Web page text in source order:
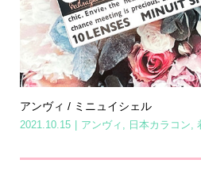
アンヴィ / ミニュイシェル
2021.10.15 アンヴィ , 日本カラコン,